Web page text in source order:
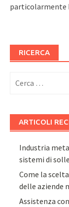
particolarmente
RICERCA
per:
ARTICOLI
Industria
sistemi di
Come la
delle aziende
Assistenza